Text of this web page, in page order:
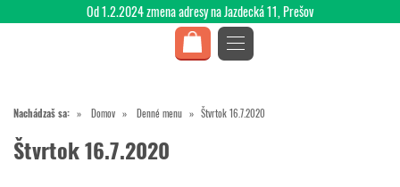
Nachádzaš sa: Domov Denné menu Štvrtok 16.7.2020
Štvrtok 16.7.2020
Od 1.2.2024 zmena adresy na Jazdecká 11, Prešov